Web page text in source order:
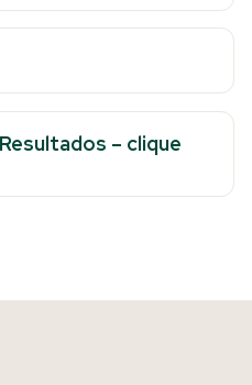
– clique